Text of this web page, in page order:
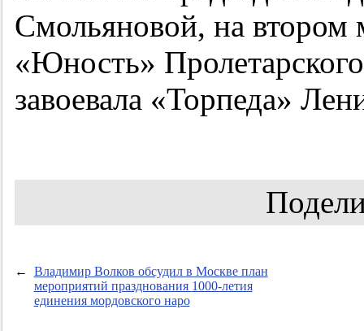
Смольяновой, на втором
«Юность»
завоевала «Торпеда»
←
Владимир Волков обсудил в Москве план
мероприятий празднования 1000-летия
единения мордовского наро